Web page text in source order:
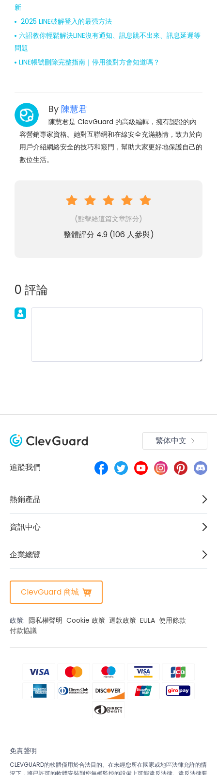
新
2025 LINE破解登入的最强方法
六詔教你輕鬆解決LINE沒有通知、訊息跳不出來、訊息延遲等
問題
LINE帳號刪除完整指南｜停用後對方會知道嗎？
By 陳慧君
陳慧君是 ClevGuard 的高級編輯，擁有認證的內
容營銷專家資格。她對互聯網和在線安全充滿熱情，致力於向
用戶介紹網絡安全的技巧和竅門，幫助大家更好地保護自己的
數位生活。
(點擊給這篇文章評分)
整體評分 4.9(106 人參與)
0 評論
追蹤我們
繁体中文
熱銷產品
資訊中心
企業總覽
ClevGuard 商城
政策: 隱私權聲明 Cookie 政策 退款政策 EULA 使用條款
付款協議
免責聲明
CLEVGUARD的軟體僅用於合法目的。在未經您所在國家或地區法律允許的情
況下，將已許可的軟體安裝到您無權監控的設備上可能違反法律。違反法律要